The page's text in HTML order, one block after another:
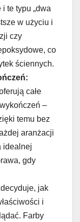
te typu „dwa
w użyciu i
czy
co
ściennych.
całe
–
temu bez
aranżacji
idealnej
gdy
jak
i
Farby